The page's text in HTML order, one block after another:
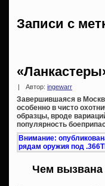
Записи с
Автор: ingewarr
Завершившаяся в
особенно в чисто
образцы, вроде
популярность
Внимание:
рядам оружия под
Чем вызвана